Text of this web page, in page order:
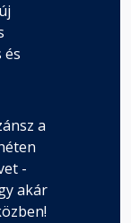
és
a
-
akár